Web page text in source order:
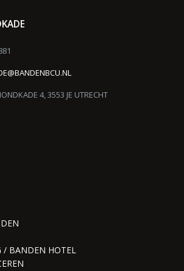
4, 3553 JE UTRECHT
/ BANDEN HOTEL